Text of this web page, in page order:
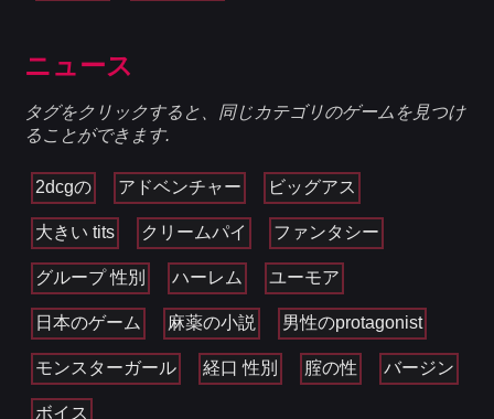
ニュース
タグをクリックすると、同じカテゴリのゲームを見つけ
ることができます.
2dcgの アドベンチャー ビッグアス
大きい tits クリームパイ ファンタシー
グループ 性別 ハーレム ユーモア
日本のゲーム 麻薬の小説 男性のprotagonist
モンスターガール 経口 性別 腟の性 バージン
ボイス